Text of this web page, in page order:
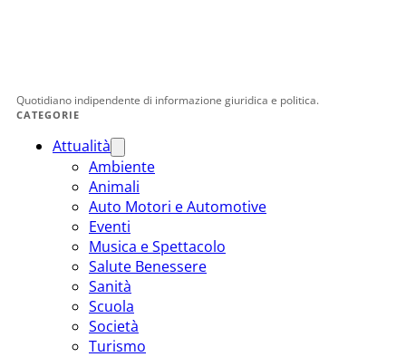
Quotidiano indipendente di informazione giuridica e politica.
CATEGORIE
Attualità
Ambiente
Animali
Auto Motori e Automotive
Eventi
Musica e Spettacolo
Salute Benessere
Sanità
Scuola
Società
Turismo